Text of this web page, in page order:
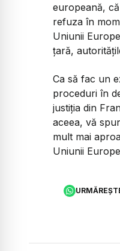
europeană,
refuza în
Uniunii
țară,
Ca să fac un
proceduri în
justiția din
aceea, vă
mult mai
Uniunii